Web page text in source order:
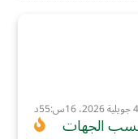
4 جويلية 2026، 16س:55د
حسب الجهات